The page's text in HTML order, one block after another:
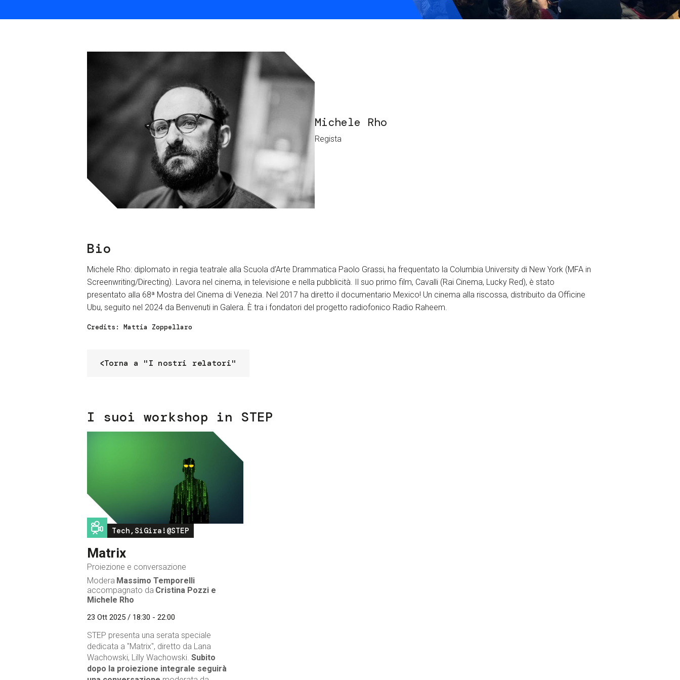
Servizi e accessibilità
Contatti
Biglietti
Michele Rho
Regista
Bio
Michele Rho: diplomato in regia teatrale alla Scuola d’Arte Drammatica Paolo Grassi, ha frequentato la Columbia University di New York (MFA in
Screenwriting/Directing). Lavora nel cinema, in televisione e nella pubblicità. Il suo primo film, Cavalli (Rai Cinema, Lucky Red), è stato
presentato alla 68ª Mostra del Cinema di Venezia. Nel 2017 ha diretto il documentario Mexico! Un cinema alla riscossa, distribuito da Officine
Ubu, seguito nel 2024 da Benvenuti in Galera. È tra i fondatori del progetto radiofonico Radio Raheem.
Credits: Mattia Zoppellaro
Torna a "I nostri relatori"
I suoi workshop in STEP
Image
Tech,SiGira!@STEP
Matrix
Proiezione e conversazione
Modera Massimo Temporelli
accompagnato da Cristina Pozzi e
Michele Rho
23 Ott 2025 / 18:30 - 22:00
STEP presenta una serata speciale
dedicata a "Matrix", diretto da Lana
Wachowski, Lilly Wachowski. Subito
dopo la proiezione integrale seguirà